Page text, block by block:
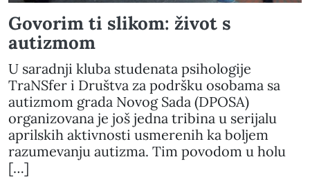
Govorim ti slikom: život s
autizmom
U saradnji kluba studenata psihologije
TraNSfer i Društva za podršku osobama sa
autizmom grada Novog Sada (DPOSA)
organizovana je još jedna tribina u serijalu
aprilskih aktivnosti usmerenih ka boljem
razumevanju autizma. Tim povodom u holu
[…]